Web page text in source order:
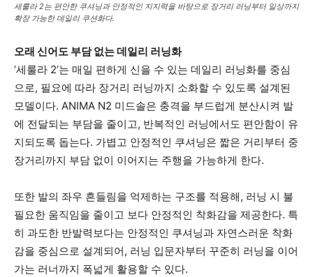
세룰라 2는 편안한 쿠셔닝과 안정적인 지지력을 바탕으로 장거리 러닝부터 일상까지
확장 가능한 데일리 쿠션화다.
오래 신어도 부담 없는 데일리 러닝화
‘세룰라 2’는 매일 편하게 신을 수 있는 데일리 러닝화를 중심
으로, 필요에 따라 장거리 러닝까지 소화할 수 있도록 설계된
모델이다. ANIMA N2 미드솔은 충격을 부드럽게 분산시켜 발
에 전달되는 부담을 줄이고, 반복적인 러닝에서도 편안함이 유
지되도록 돕는다. 가볍고 안정적인 쿠셔닝은 짧은 거리부터 중
장거리까지 부담 없이 이어지는 주행을 가능하게 한다.
또한 발의 좌우 흔들림을 억제하는 구조를 적용해, 러닝 시 불
필요한 움직임을 줄이고 보다 안정적인 착화감을 제공한다. 특
히 과도한 반발력보다는 안정적인 쿠셔닝과 자연스러운 착화
감을 중심으로 설계되어, 러닝 입문자부터 꾸준히 러닝을 이어
가는 러너까지 폭넓게 활용할 수 있다.